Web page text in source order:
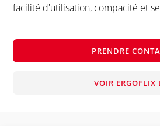
facilité d'utilisation, compacité et
PRENDRE
VOIR ERGOFLIX